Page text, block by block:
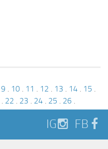
9 . 10. 11 . 12 . 13 . 14. 15 .
. 22 . 23 . 24. 25 . 26.
IG FB